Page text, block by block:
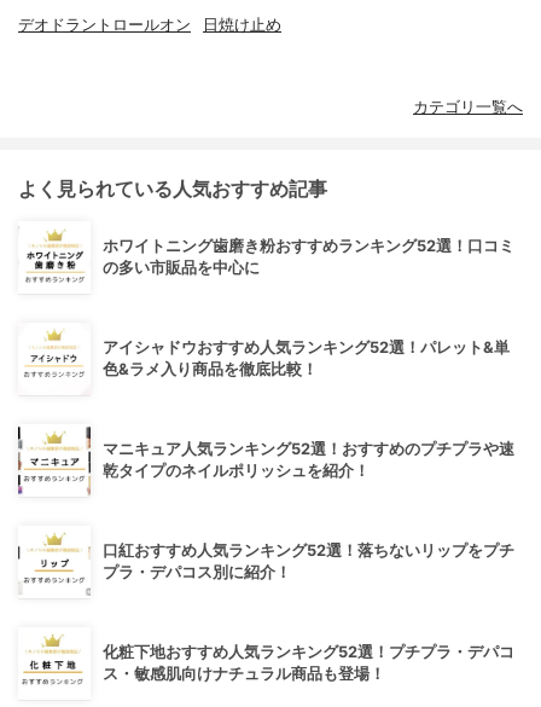
デオドラントロールオン 日焼け止め
カテゴリ一覧へ
よく見られている人気おすすめ記事
ホワイトニング歯磨き粉おすすめランキング52選！口コミ
の多い市販品を中心に
アイシャドウおすすめ人気ランキング52選！パレット&単
色&ラメ入り商品を徹底比較！
マニキュア人気ランキング52選！おすすめのプチプラや速
乾タイプのネイルポリッシュを紹介！
口紅おすすめ人気ランキング52選！落ちないリップをプチ
プラ・デパコス別に紹介！
化粧下地おすすめ人気ランキング52選！プチプラ・デパコ
ス・敏感肌向けナチュラル商品も登場！